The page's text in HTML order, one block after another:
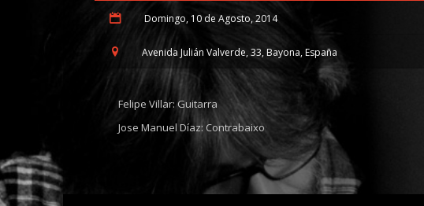
Domingo, 10 de Agosto, 2014
Avenida Julián Valverde, 33, Bayona, España
Felipe Villar: Guitarra
Jose Manuel Díaz: Contrabaixo